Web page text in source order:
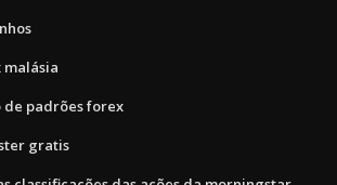
de padrões forex
gratis